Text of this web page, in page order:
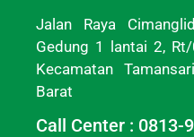
Jalan Raya
Gedung 1 lantai 2,
Kecamatan
Barat
Call Center : 0813-